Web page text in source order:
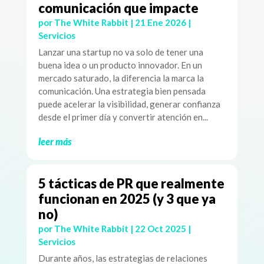
comunicación que impacte
por The White Rabbit | 21 Ene 2026|
Servicios
Lanzar una startup no va solo de tener una
buena idea o un producto innovador. En un
mercado saturado, la diferencia la marca la
comunicación. Una estrategia bien pensada
puede acelerar la visibilidad, generar confianza
desde el primer día y convertir atención en...
leer más
5 tácticas de PR que realmente
funcionan en 2025 (y 3 que ya
no)
por The White Rabbit | 22 Oct 2025 |
Servicios
Durante años, las estrategias de relaciones